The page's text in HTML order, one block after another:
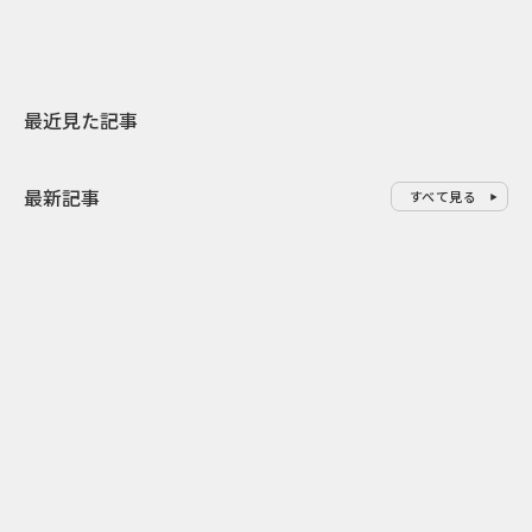
最近見た記事
最新記事 すべて見る